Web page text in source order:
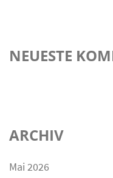
NEUESTE
ARCHIV
Mai 2026